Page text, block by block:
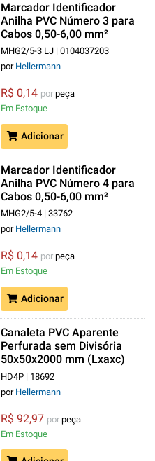
Marcador Identificador
Anilha PVC Número 3 para
Cabos 0,50-6,00 mm²
Laranja MHG2/5
MHG2/5-3 LJ | 0104037203
por Hellermann
R$ 0,14 por peça
Em Estoque
Adicionar
Marcador Identificador
Anilha PVC Número 4 para
Cabos 0,50-6,00 mm²
Amarelo MHG2/5
MHG2/5-4 | 33762
por Hellermann
R$ 0,14 por peça
Em Estoque
Adicionar
Canaleta PVC Aparente
Perfurada sem Divisória
50x50x2000 mm (Lxaxc)
com Tampa Cinza
Heladuct
HD4P | 18692
por Hellermann
R$ 92,97 por peça
Em Estoque